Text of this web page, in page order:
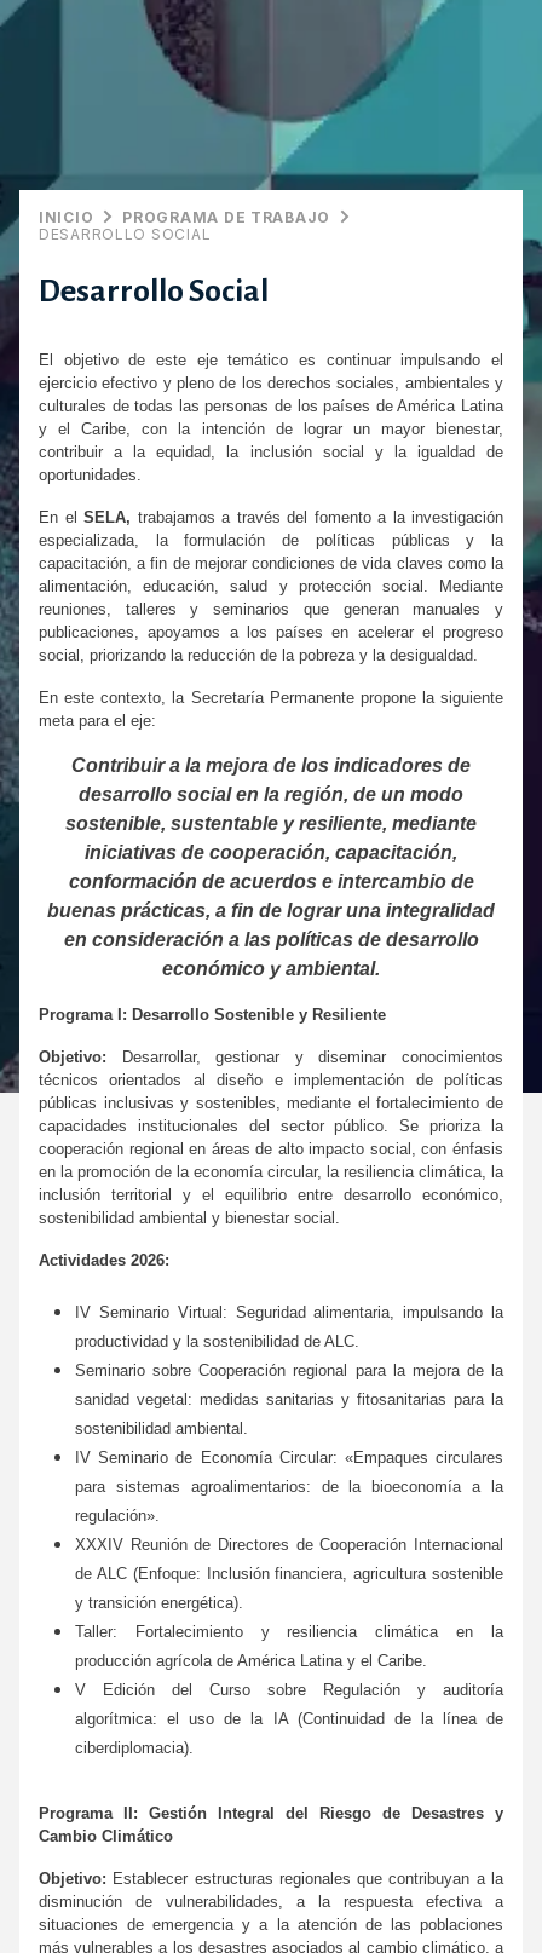
INICIO
PROGRAMA DE TRABAJO
DESARROLLO SOCIAL
Desarrollo Social
El objetivo de este eje temático es continuar impulsando el
ejercicio efectivo y pleno de los derechos sociales, ambientales y
culturales de todas las personas de los países de América Latina
y el Caribe, con la intención de lograr un mayor bienestar,
contribuir a la equidad, la inclusión social y la igualdad de
oportunidades.
En el SELA, trabajamos a través del fomento a la investigación
especializada, la formulación de políticas públicas y la
capacitación, a fin de mejorar condiciones de vida claves como la
alimentación, educación, salud y protección social. Mediante
reuniones, talleres y seminarios que generan manuales y
publicaciones, apoyamos a los países en acelerar el progreso
social, priorizando la reducción de la pobreza y la desigualdad.
En este contexto, la Secretaría Permanente propone la siguiente
meta para el eje:
Contribuir a la mejora de los indicadores de
desarrollo social en la región, de un modo
sostenible, sustentable y resiliente, mediante
iniciativas de cooperación, capacitación,
conformación de acuerdos e intercambio de
buenas prácticas, a fin de lograr una integralidad
en consideración a las políticas de desarrollo
económico y ambiental.
Programa I: Desarrollo Sostenible y Resiliente
Objetivo:
Desarrollar, gestionar y diseminar conocimientos
técnicos orientados al diseño e implementación de políticas
públicas inclusivas y sostenibles, mediante el fortalecimiento de
capacidades institucionales del sector público. Se prioriza la
cooperación regional en áreas de alto impacto social, con énfasis
en la promoción de la economía circular, la resiliencia climática, la
inclusión territorial y el equilibrio entre desarrollo económico,
sostenibilidad ambiental y bienestar social.
Actividades 2026:
IV Seminario Virtual: Seguridad alimentaria, impulsando la
productividad y la sostenibilidad de ALC.
Seminario sobre Cooperación regional para la mejora de la
sanidad vegetal: medidas sanitarias y fitosanitarias para la
sostenibilidad ambiental.
IV Seminario de Economía Circular: «Empaques circulares
para sistemas agroalimentarios: de la bioeconomía a la
regulación».
XXXIV Reunión de Directores de Cooperación Internacional
de ALC (Enfoque: Inclusión financiera, agricultura sostenible
y transición energética).
Taller: Fortalecimiento y resiliencia climática en la
producción agrícola de América Latina y el Caribe.
V Edición del Curso sobre Regulación y auditoría
algorítmica: el uso de la IA (Continuidad de la línea de
ciberdiplomacia).
Programa II: Gestión Integral del Riesgo de Desastres y
Cambio Climático
Objetivo: Establecer estructuras regionales que contribuyan a la
disminución de vulnerabilidades, a la respuesta efectiva a
situaciones de emergencia y a la atención de las poblaciones
más vulnerables a los desastres asociados al cambio climático, a